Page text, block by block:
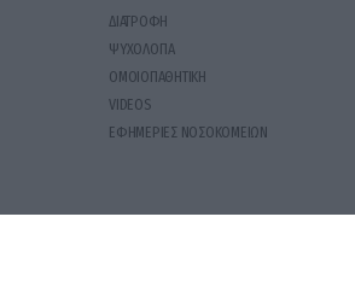
ΔΙΑΤΡΟΦΗ
ΨΥΧΟΛΟΓΙΑ
ΟΜΟΙΟΠΑΘΗΤΙΚΗ
VIDEOS
ΕΦΗΜΕΡΙΕΣ ΝΟΣΟΚΟΜΕΙΩΝ